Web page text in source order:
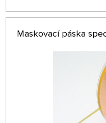
Maskovací páska